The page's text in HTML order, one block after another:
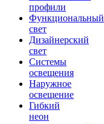
профили
Функциональный
свет
Дизайнерский
свет
Системы
освещения
Наружное
освещение
Гибкий
неон